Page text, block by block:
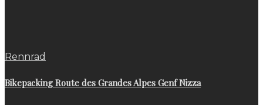
Rennrad
Bikepacking Route des Grandes Alpes Genf Nizza